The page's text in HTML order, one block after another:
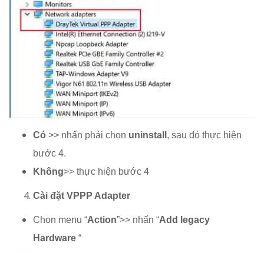
Có >> nhấn phải chọn uninstall , sau đó thực hiện
bước 4.
Không>> thực hiện bước 4
Cài đặt VPPP Adapter
Chọn menu “Action”>> nhấn “Add legacy
Hardware “